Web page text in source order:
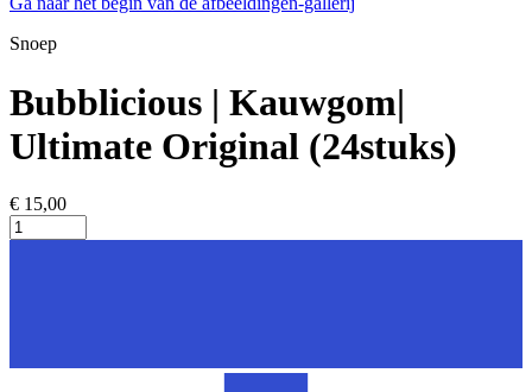
Snoep
Bubblicious | Kauwgom|
Ultimate Original (24stuks)
€ 15,00